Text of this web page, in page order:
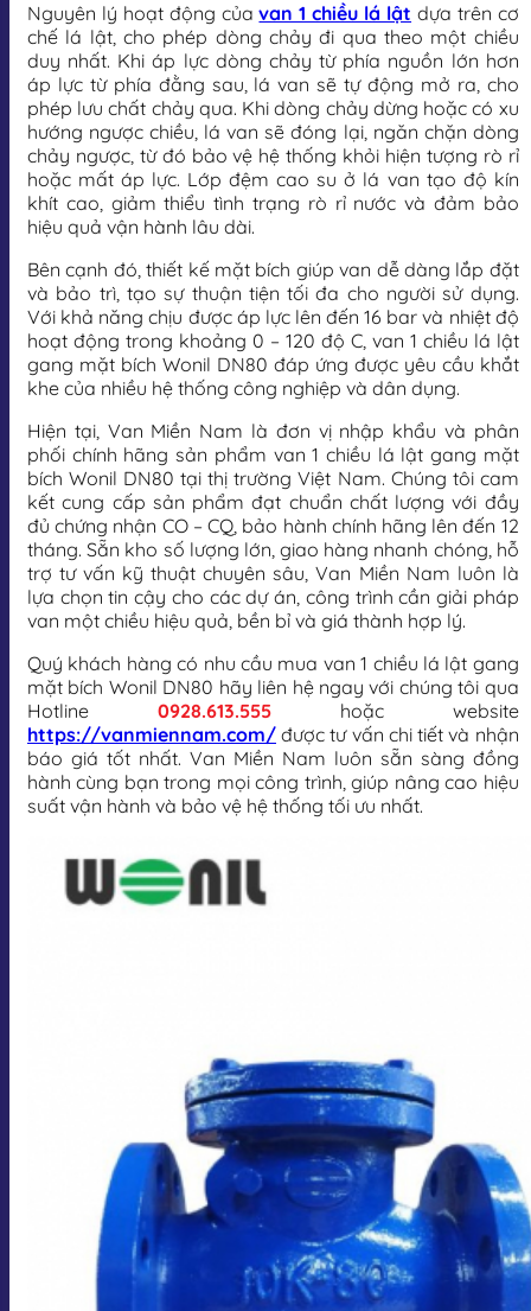
Nguyên lý hoạt động củavan 1 chiều lá lật dựa trên cơ
chế lá lật, cho phép dòng chảy đi qua theo một chiều
duy nhất. Khi áp lực dòng chảy từ phía nguồn lớn hơn
áp lực từ phía đằng sau, lá van sẽ tự động mở ra, cho
phép lưu chất chảy qua. Khi dòng chảy dừng hoặc có xu
hướng ngược chiều, lá van sẽ đóng lại, ngăn chặn dòng
chảy ngược, từ đó bảo vệ hệ thống khỏi hiện tượng rò rỉ
hoặc mất áp lực. Lớp đệm cao su ở lá van tạo độ kín
khít cao, giảm thiểu tình trạng rò rỉ nước và đảm bảo
hiệu quả vận hành lâu dài.
Bên cạnh đó, thiết kế mặt bích giúp van dễ dàng lắp đặt
và bảo trì, tạo sự thuận tiện tối đa cho người sử dụng.
Với khả năng chịu được áp lực lên đến 16 bar và nhiệt độ
hoạt động trong khoảng 0 – 120 độ C, van 1 chiều lá lật
gang mặt bích Wonil DN80 đáp ứng được yêu cầu khắt
khe của nhiều hệ thống công nghiệp và dân dụng.
Hiện tại, Van Miền Nam là đơn vị nhập khẩu và phân
phối chính hãng sản phẩm van 1 chiều lá lật gang mặt
bích Wonil DN80 tại thị trường Việt Nam. Chúng tôi cam
kết cung cấp sản phẩm đạt chuẩn chất lượng với đầy
đủ chứng nhận CO – CQ, bảo hành chính hãng lên đến 12
tháng. Sẵn kho số lượng lớn, giao hàng nhanh chóng, hỗ
trợ tư vấn kỹ thuật chuyên sâu, Van Miền Nam luôn là
lựa chọn tin cậy cho các dự án, công trình cần giải pháp
van một chiều hiệu quả, bền bỉ và giá thành hợp lý.
Quý khách hàng có nhu cầu mua van 1 chiều lá lật gang
mặt bích Wonil DN80 hãy liên hệ ngay với chúng tôi qua
Hotline 0928.613.555
hoặc website
https://vanmiennam.com/ được tư vấn chi tiết và nhận
báo giá tốt nhất. Van Miền Nam luôn sẵn sàng đồng
hành cùng bạn trong mọi công trình, giúp nâng cao hiệu
suất vận hành và bảo vệ hệ thống tối ưu nhất.